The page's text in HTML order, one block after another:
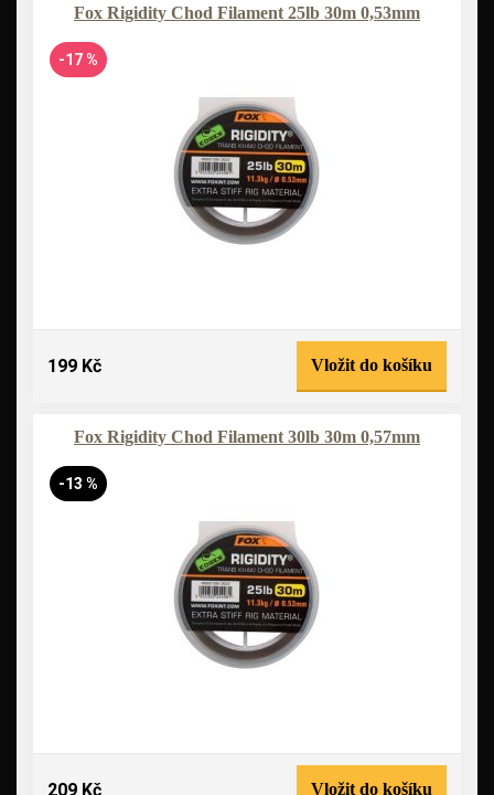
Fox Rigidity Chod Filament 25lb 30m 0,53mm
-17 %
199 Kč Vložit do košíku
Fox Rigidity Chod Filament 30lb 30m 0,57mm
-13 %
209 Kč Vložit do košíku